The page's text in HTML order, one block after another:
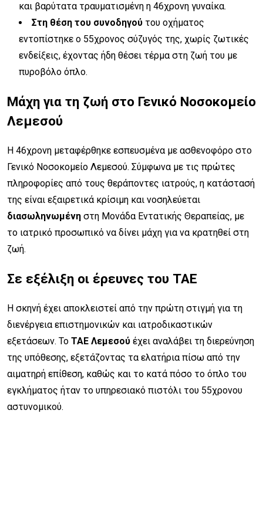
και βαρύτατα τραυματισμένη η 46χρονη γυναίκα.
Στη θέση του συνοδηγού του οχήματος
εντοπίστηκε ο 55χρονος σύζυγός της, χωρίς ζωτικές
ενδείξεις, έχοντας ήδη θέσει τέρμα στη ζωή του με
πυροβόλο όπλο.
Μάχη για τη ζωή στο Γενικό Νοσοκομείο
Λεμεσού
Η 46χρονη μεταφέρθηκε εσπευσμένα με ασθενοφόρο στο
Γενικό Νοσοκομείο Λεμεσού. Σύμφωνα με τις πρώτες
πληροφορίες από τους θεράποντες ιατρούς, η κατάστασή
της είναι εξαιρετικά κρίσιμη και νοσηλεύεται
διασωληνωμένη στη Μονάδα Εντατικής Θεραπείας, με
το ιατρικό προσωπικό να δίνει μάχη για να κρατηθεί στη
ζωή.
Σε εξέλιξη οι έρευνες του ΤΑΕ
Η σκηνή έχει αποκλειστεί από την πρώτη στιγμή για τη
διενέργεια επιστημονικών και ιατροδικαστικών
εξετάσεων. Το ΤΑΕ Λεμεσού έχει αναλάβει τη διερεύνηση
της υπόθεσης, εξετάζοντας τα ελατήρια πίσω από την
αιματηρή επίθεση, καθώς και το κατά πόσο το όπλο του
εγκλήματος ήταν το υπηρεσιακό πιστόλι του 55χρονου
αστυνομικού.